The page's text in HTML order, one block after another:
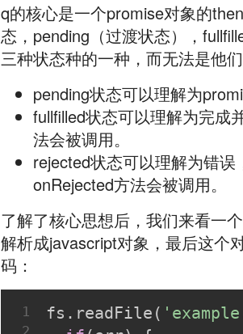
q的核心是一个promise对象的
态，pending（过渡状态），
三种状态种的一种，而无法是他们
pending状态可以理解为
fullfilled状态可以理解为完成
法会被调用。
rejected状态可以理解为错
onRejected方法会被调用。
了解了核心思想后，我们来看一
解析成javascript对象，最后这个
码：
1
2
fs.readFile(